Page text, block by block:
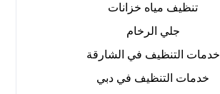
تنظيف مياه خزانات
جلي الرخام
خدمات التنظيف في الشارقة
خدمات التنظيف في دبي